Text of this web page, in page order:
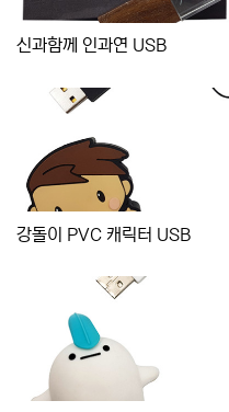
신과함께 인과연 USB
강돌이 PVC 캐릭터 USB